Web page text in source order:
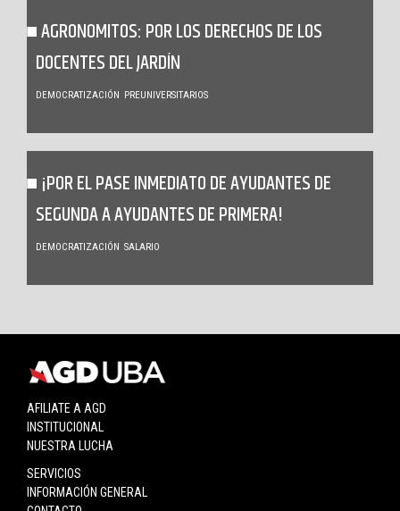
AGRONOMITOS: POR LOS DERECHOS DE LOS
DOCENTES DEL JARDÍN
DEMOCRATIZACIÓN PREUNIVERSITARIOS
¡POR EL PASE INMEDIATO DE AYUDANTES DE
SEGUNDA A AYUDANTES DE PRIMERA!
DEMOCRATIZACIÓN SALARIO
AFILIATE A AGD
INSTITUCIONAL
NUESTRA LUCHA
SERVICIOS
INFORMACIÓN GENERAL